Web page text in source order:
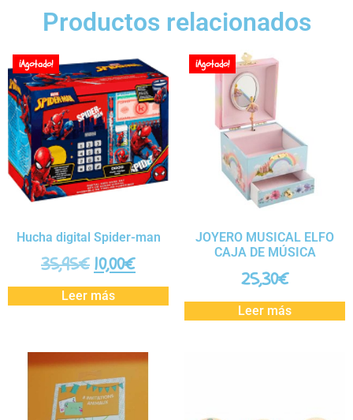
Productos relacionados
¡Agotado!
Hucha digital Spider-man
35,95€ 10,00€
Leer más
¡Agotado!
JOYERO MUSICAL ELFO
CAJA DE MÚSICA
25,30€
Leer más